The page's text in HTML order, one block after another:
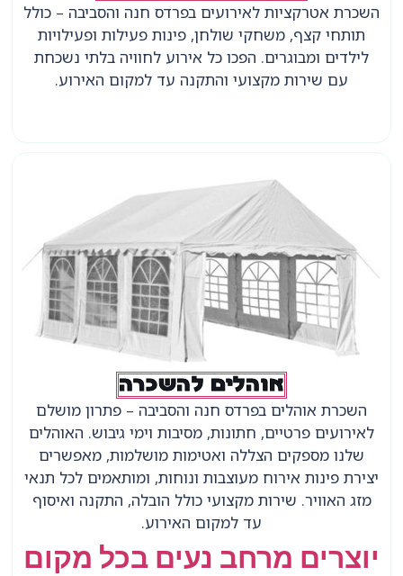
השכרת אטרקציות לאירועים בפרדס חנה והסביבה – כולל
תותחי קצף, משחקי שולחן, פינות פעילות ופעילויות
לילדים ומבוגרים. הפכו כל אירוע לחוויה בלתי נשכחת
עם שירות מקצועי והתקנה עד למקום האירוע.
אוהלים להשכרה
השכרת אוהלים בפרדס חנה והסביבה – פתרון מושלם
לאירועים פרטיים, חתונות, מסיבות וימי גיבוש. האוהלים
שלנו מספקים הצללה ואטימות מושלמות, מאפשרים
יצירת פינות אירוח מעוצבות ונוחות, ומותאמים לכל תנאי
מזג האוויר. שירות מקצועי כולל הובלה, התקנה ואיסוף
עד למקום האירוע.
יוצרים מרחב נעים בכל מקום